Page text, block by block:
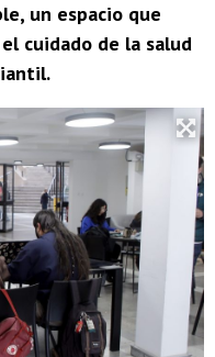
un espacio que
cuidado de la salud